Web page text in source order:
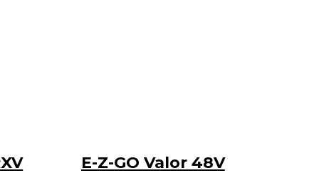
E-Z-GO Valor 48V